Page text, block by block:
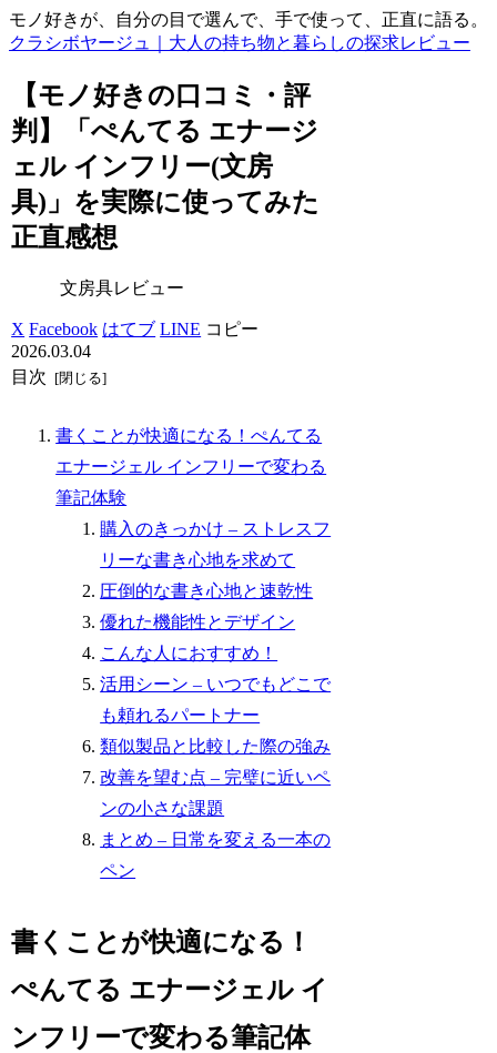
モノ好きが、自分の目で選んで、手で使って、正直に語る。
クラシボヤージュ｜大人の持ち物と暮らしの探求レビュー
【モノ好きの口コミ・評
判】「ぺんてる エナージ
ェル インフリー(文房
具)」を実際に使ってみた
正直感想
文房具レビュー
X Facebook はてブ LINE コピー
2026.03.04
目次
書くことが快適になる！ぺんてる
エナージェル インフリーで変わる
筆記体験
購入のきっかけ – ストレスフ
リーな書き心地を求めて
圧倒的な書き心地と速乾性
優れた機能性とデザイン
こんな人におすすめ！
活用シーン – いつでもどこで
も頼れるパートナー
類似製品と比較した際の強み
改善を望む点 – 完璧に近いペ
ンの小さな課題
まとめ – 日常を変える一本の
ペン
書くことが快適になる！
ぺんてる エナージェル イ
ンフリーで変わる筆記体